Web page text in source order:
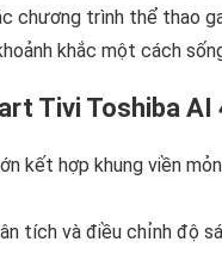
chương trình thể thao
khắc một cách
Tivi Toshiba AI
kết hợp khung viền
tích và điều chỉnh độ